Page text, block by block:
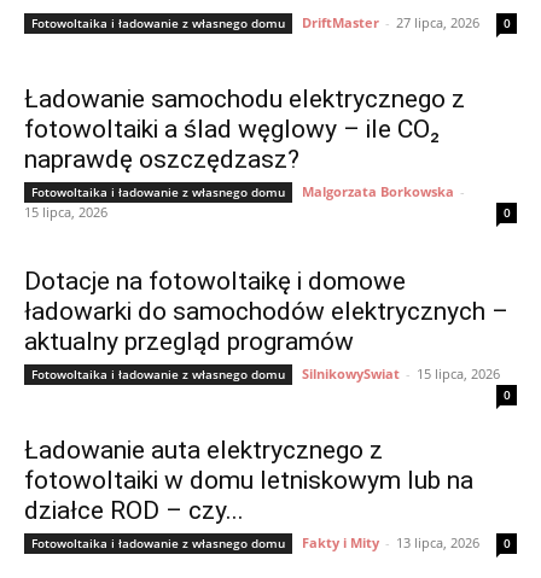
Fotowoltaika i ładowanie z własnego domu DriftMaster - 27 lipca, 2026 0
Ładowanie samochodu elektrycznego z
fotowoltaiki a ślad węglowy – ile CO₂
naprawdę oszczędzasz?
Fotowoltaika i ładowanie z własnego domu Malgorzata Borkowska -
15 lipca, 2026
0
Dotacje na fotowoltaikę i domowe
ładowarki do samochodów elektrycznych –
aktualny przegląd programów
Fotowoltaika i ładowanie z własnego domu SilnikowySwiat - 15 lipca, 2026
0
Ładowanie auta elektrycznego z
fotowoltaiki w domu letniskowym lub na
działce ROD – czy...
Fotowoltaika i ładowanie z własnego domu Fakty i Mity - 13 lipca, 2026 0